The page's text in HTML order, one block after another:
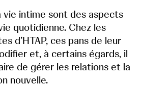
vie intime sont des aspects
quotidienne. Chez les
d’HTAP, ces pans de leur
et, à certains égards, il
de gérer les relations et la
nouvelle.